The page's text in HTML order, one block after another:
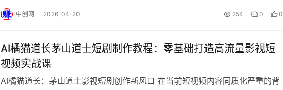
感迅速走红。本课程旨在指导创作者如何…
中创网 2026-04-20 254 0 0
AI橘猫道长茅山道士短剧制作教程：零基础打造高流量影视短
视频实战课
AI橘猫道长：茅山道士影视短剧创作新风口 在当前短视频内容同质化严重的背